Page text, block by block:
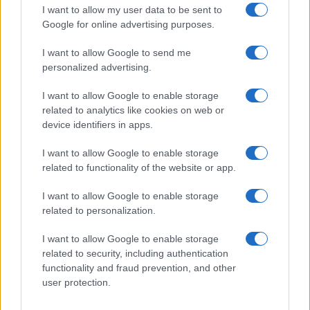
I want to allow my user data to be sent to
Google for online advertising purposes.
I want to allow Google to send me
personalized advertising.
I want to allow Google to enable storage
related to analytics like cookies on web or
device identifiers in apps.
I want to allow Google to enable storage
related to functionality of the website or app.
I want to allow Google to enable storage
related to personalization.
I want to allow Google to enable storage
related to security, including authentication
functionality and fraud prevention, and other
user protection.
il caso
di Redazione
26 Dicembre 2022, 10:42
nicolaporro.it